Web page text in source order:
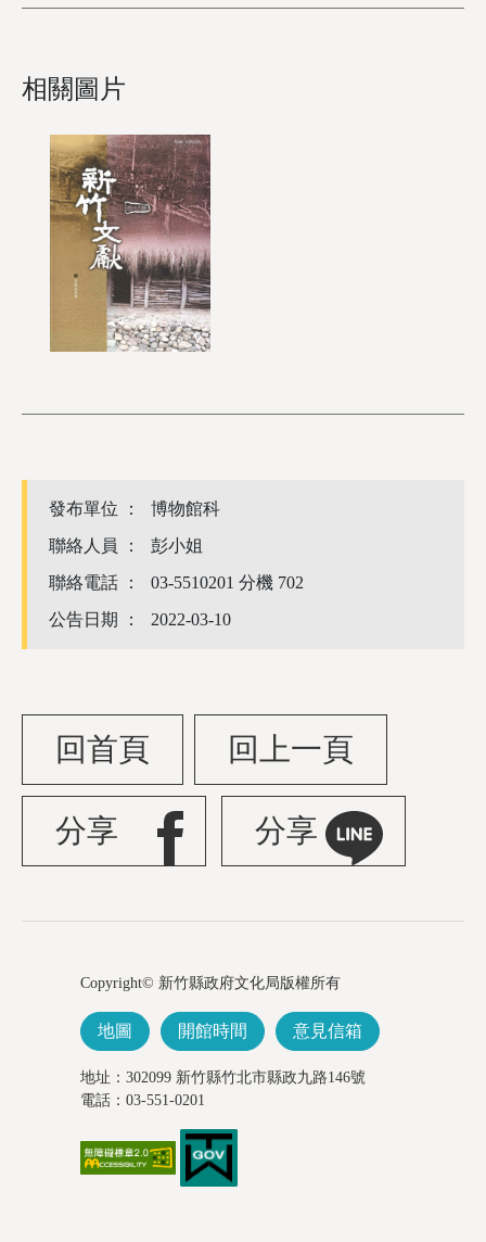
相關圖片
發布單位 ：
博物館科
聯絡人員 ：
彭小姐
聯絡電話 ：
03-5510201 分機 702
公告日期 ：
2022-03-10
回首頁 回上一頁
分享 分享
Copyright© 新竹縣政府文化局版權所有
地圖 開館時間 意見信箱
地址：302099 新竹縣竹北市縣政九路146號
電話：03-551-0201